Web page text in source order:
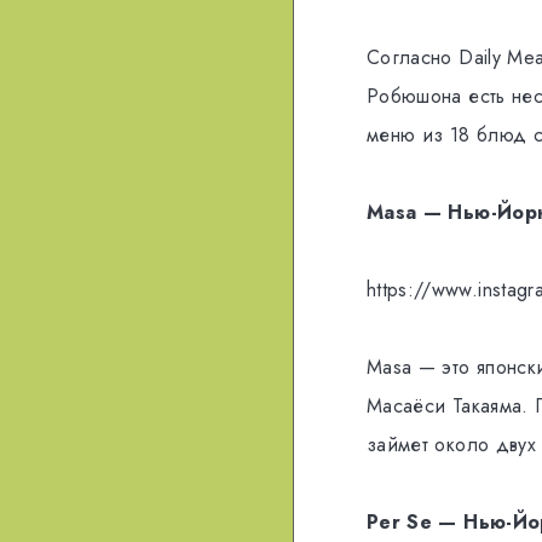
Согласно Daily
Робюшона есть
меню из 18 блюд
Masa — Нью-
https://
Masa — это
Масаёси Такаяма.
займет около двух
Per Se — Нью-